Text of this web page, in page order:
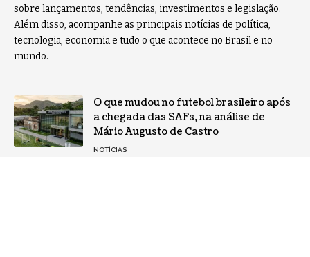
sobre lançamentos, tendências, investimentos e legislação.
Além disso, acompanhe as principais notícias de política,
tecnologia, economia e tudo o que acontece no Brasil e no
mundo.
O que mudou no futebol brasileiro após
a chegada das SAFs, na análise de
Mário Augusto de Castro
NOTÍCIAS